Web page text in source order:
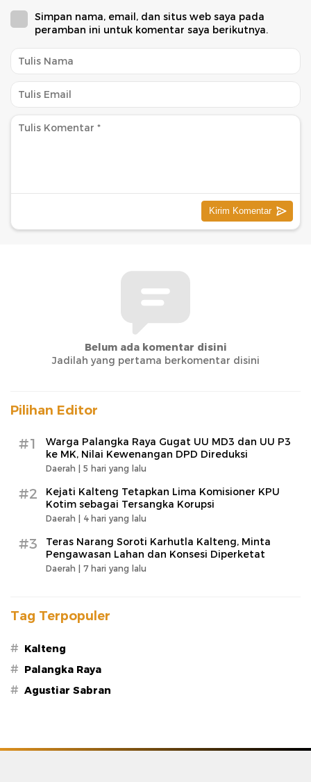
Simpan nama, email, dan situs web saya pada
peramban ini untuk komentar saya berikutnya.
Belum ada komentar disini
Jadilah yang pertama berkomentar disini
Pilihan Editor
#1
Warga Palangka Raya Gugat UU MD3 dan UU P3
ke MK, Nilai Kewenangan DPD Direduksi
Daerah | 5 hari yang lalu
#2
Kejati Kalteng Tetapkan Lima Komisioner KPU
Kotim sebagai Tersangka Korupsi
Daerah | 4 hari yang lalu
#3
Teras Narang Soroti Karhutla Kalteng, Minta
Pengawasan Lahan dan Konsesi Diperketat
Daerah | 7 hari yang lalu
Tag Terpopuler
# Kalteng
# Palangka Raya
# Agustiar Sabran